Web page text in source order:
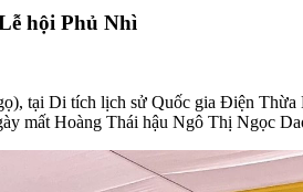
hội Phủ Nhì
tại Di tích lịch sử Quốc gia Điện
mất Hoàng Thái hậu Ngô Thị Ngọc